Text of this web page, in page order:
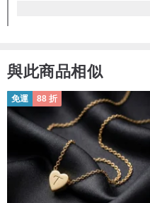
★隨機不同款式包裝~充滿驚喜★
★ 聖誕快樂 ★
與此商品相似
免運 88 折